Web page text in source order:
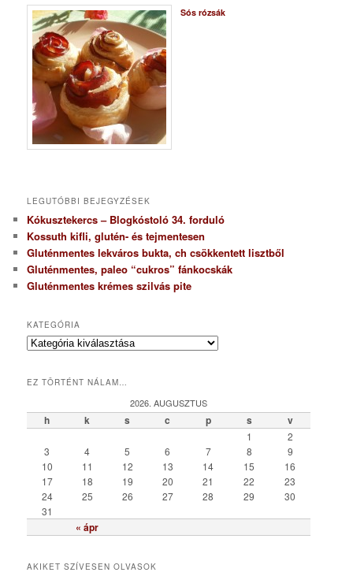
Sós rózsák
LEGUTÓBBI BEJEGYZÉSEK
Kókusztekercs – Blogkóstoló 34. forduló
Kossuth kifli, glutén- és tejmentesen
Gluténmentes lekváros bukta, ch csökkentett lisztből
Gluténmentes, paleo “cukros” fánkocskák
Gluténmentes krémes szilvás pite
KATEGÓRIA
K
e
ó
r
EZ TÖRTÉNT NÁLAM…
2026. AUGUSZTUS
h k s c p s v
« ápr
1
2
3
4 5 6 7 8
9
10
11 12 13 14 15
16
17
18 19 20 21 22
23
24
25 26 27 28 29
30
31
AKIKET SZÍVESEN OLVASOK